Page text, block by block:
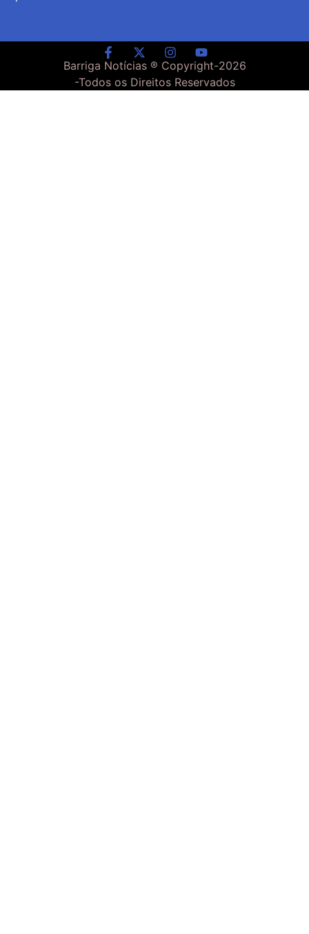
Barriga Notícias ® Copyright-2026
-Todos os Direitos Reservados